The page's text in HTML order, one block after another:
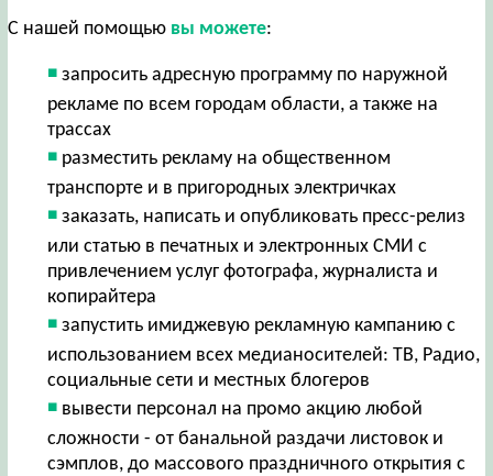
С нашей помощью вы можете:
запросить адресную программу по наружной
рекламе по всем городам области, а также на
трассах
разместить рекламу на общественном
транспорте и в пригородных электричках
заказать, написать и опубликовать пресс-релиз
или статью в печатных и электронных СМИ с
привлечением услуг фотографа, журналиста и
копирайтера
запустить имиджевую рекламную кампанию с
использованием всех медианосителей: ТВ, Радио,
социальные сети и местных блогеров
вывести персонал на промо акцию любой
сложности - от банальной раздачи листовок и
сэмплов, до массового праздничного открытия с